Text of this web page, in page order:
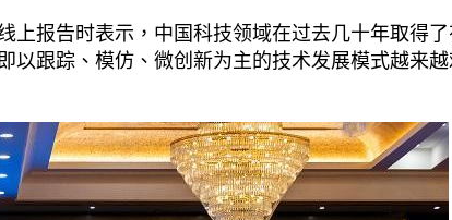
报告时表示，中国科技领域在过去几十年取得
以跟踪、模仿、微创新为主的技术发展模式越来